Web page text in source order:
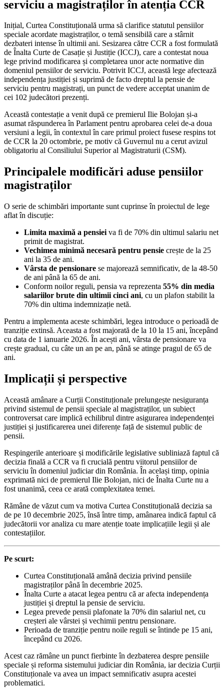
serviciu a magistraților în atenția CCR
Inițial, Curtea Constituțională urma să clarifice statutul pensiilor
speciale acordate magistraților, o temă sensibilă care a stârnit
dezbateri intense în ultimii ani. Sesizarea către CCR a fost formulată
de Înalta Curte de Casație și Justiție (ICCJ), care a contestat noua
lege privind modificarea și completarea unor acte normative din
domeniul pensiilor de serviciu. Potrivit ICCJ, această lege afectează
independența justiției și suprimă de facto dreptul la pensie de
serviciu pentru magistrați, un punct de vedere acceptat unanim de
cei 102 judecători prezenți.
Această contestație a venit după ce premierul Ilie Bolojan și-a
asumat răspunderea în Parlament pentru aprobarea celei de-a doua
versiuni a legii, în contextul în care primul proiect fusese respins tot
de CCR la 20 octombrie, pe motiv că Guvernul nu a cerut avizul
obligatoriu al Consiliului Superior al Magistraturii (CSM).
Principalele modificări aduse pensiilor
magistraților
O serie de schimbări importante sunt cuprinse în proiectul de lege
aflat în discuție:
Limita maximă a pensiei va fi de 70% din ultimul salariu net
primit de magistrat.
Vechimea minimă necesară pentru pensie crește de la 25
ani la 35 de ani.
Vârsta de pensionare se majorează semnificativ, de la 48-50
de ani până la 65 de ani.
Conform noilor reguli, pensia va reprezenta 55% din media
salariilor brute din ultimii cinci ani, cu un plafon stabilit la
70% din ultima indemnizație netă.
Pentru a implementa aceste schimbări, legea introduce o perioadă de
tranziție extinsă. Aceasta a fost majorată de la 10 la 15 ani, începând
cu data de 1 ianuarie 2026. În acești ani, vârsta de pensionare va
crește gradual, cu câte un an pe an, până se atinge pragul de 65 de
ani.
Implicații și perspective
Această amânare a Curții Constituționale prelungește nesiguranța
privind sistemul de pensii speciale al magistraților, un subiect
controversat care implică echilibrul dintre asigurarea independenței
justiției și justificarerea unei diferențe față de sistemul public de
pensii.
Respingerile anterioare și modificările legislative subliniază faptul că
decizia finală a CCR va fi crucială pentru viitorul pensiilor de
serviciu în domeniul judiciar din România. În același timp, opinia
exprimată nici de premierul Ilie Bolojan, nici de Înalta Curte nu a
fost unanimă, ceea ce arată complexitatea temei.
Rămâne de văzut cum va motiva Curtea Constituțională decizia sa
de pe 10 decembrie 2025, însă între timp, amânarea indică faptul că
judecătorii vor analiza cu mare atenție toate implicațiile legii și ale
contestațiilor.
Pe scurt:
Curtea Constituțională amână decizia privind pensiile
magistraților până în decembrie 2025.
Înalta Curte a atacat legea pentru că ar afecta independența
justiției și dreptul la pensie de serviciu.
Legea prevede pensii plafonate la 70% din salariul net, cu
creșteri ale vârstei și vechimii pentru pensionare.
Perioada de tranziție pentru noile reguli se întinde pe 15 ani,
începând cu 2026.
Acest caz rămâne un punct fierbinte în dezbaterea despre pensiile
speciale și reforma sistemului judiciar din România, iar decizia Curții
Constituționale va avea un impact semnificativ asupra acestei
problematici.